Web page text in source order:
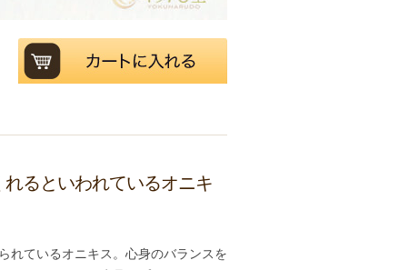
るといわれているオニキ
れているオニキス。心身のバランスを